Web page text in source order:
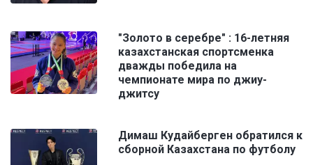
"Золото в серебре" : 16-летняя
казахстанская спортсменка
дважды победила на
чемпионате мира по джиу-
джитсу
Димаш Кудайберген обратился к
сборной Казахстана по футболу